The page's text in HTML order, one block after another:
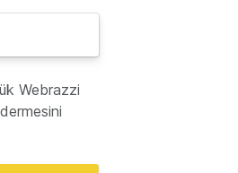
Webrazzi